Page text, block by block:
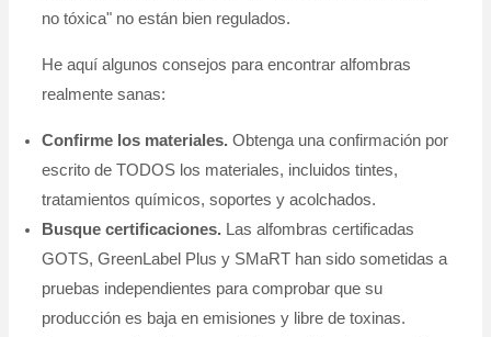
no tóxica" no están bien regulados.
He aquí algunos consejos para encontrar alfombras
realmente sanas:
Confirme los materiales. Obtenga una confirmación por
escrito de TODOS los materiales, incluidos tintes,
tratamientos químicos, soportes y acolchados.
Busque certificaciones. Las alfombras certificadas
GOTS, GreenLabel Plus y SMaRT han sido sometidas a
pruebas independientes para comprobar que su
producción es baja en emisiones y libre de toxinas.